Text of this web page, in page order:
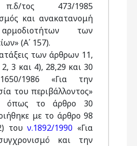
τος 473/1985
και ανακατανομή
των
(Α΄ 157).
των άρθρων 11,
3 και 4), 28,29 και 30
1986 «Για την
του περιβάλλοντος»
όπως το άρθρο 30
με το άρθρο 98
τουν.1892/1990 «Για
και την